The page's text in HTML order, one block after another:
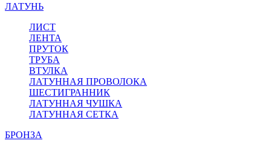
ЛАТУНЬ
ЛИСТ
ЛЕНТА
ПРУТОК
ТРУБА
ВТУЛКА
ЛАТУННАЯ ПРОВОЛОКА
ШЕСТИГРАННИК
ЛАТУННАЯ ЧУШКА
ЛАТУННАЯ СЕТКА
БРОНЗА